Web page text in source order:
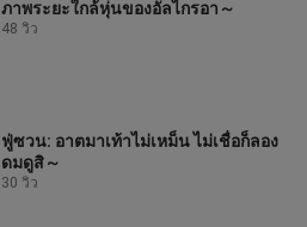
ภาพระยะใกล้หุ่นของอัลไกรอา～
48 วิว
ฟู่ซวน: อาตมาเท้าไม่เหม็น ไม่เชื่อก็ลอง
ดมดูสิ～
30 วิว